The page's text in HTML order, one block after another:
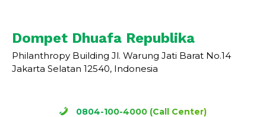
Dompet Dhuafa Republika
Philanthropy Building Jl. Warung Jati Barat No.14
Jakarta Selatan 12540, Indonesia
0804-100-4000 (Call Center)